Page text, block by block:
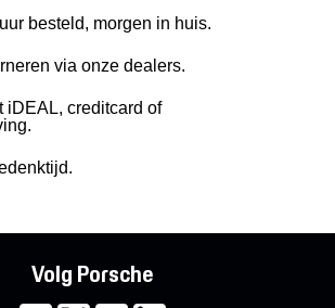
besteld, morgen in huis.
via onze dealers.
iDEAL, creditcard of
Volg Porsche